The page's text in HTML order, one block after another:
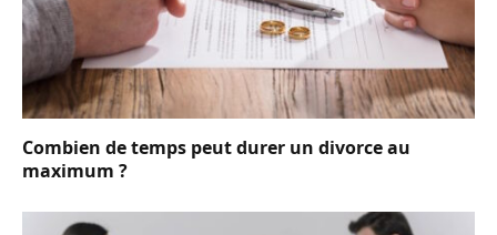
Combien de temps peut durer un divorce au
maximum ?